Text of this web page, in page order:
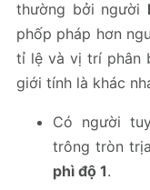
thường bởi người
phốp pháp hơn
tỉ lệ và vị trí phân
giới tính là khác
Có người
trông tròn
phì độ 1.